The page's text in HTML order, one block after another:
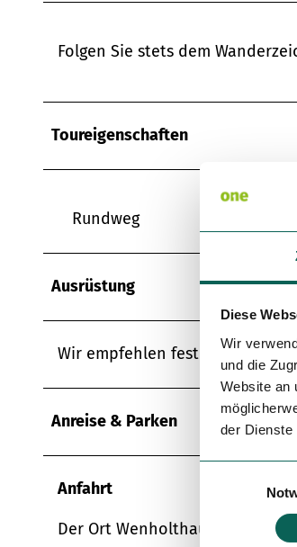
Diese
Wir
und die
Website an
der Dienste
w
Folgen Sie stets dem
Toureigenschaften
Rundweg
Ausrüstung
Wir empfehlen festes
Anreise & Parken
Anfahrt
Der Ort Wenholthausen liegt an